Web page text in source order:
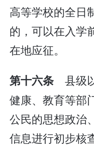
高等学校的全日
的，可以在入学
在地应征。
第十六条 县级
健康、教育等部
公民的思想政治
信息进行初步核